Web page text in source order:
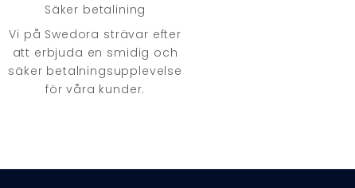
Säker betalining
Vi på Swedora strävar efter
att erbjuda en smidig och
säker betalningsupplevelse
för våra kunder.